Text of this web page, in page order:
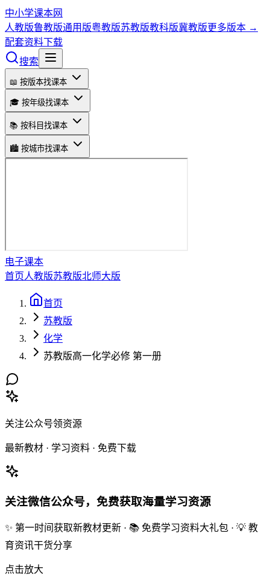
中小学课本网
人教版鲁教版通用版粤教版苏教版教科版冀教版更多版本 →
配套资料下载
搜索
📖 按版本找课本
🎓 按年级找课本
📚 按科目找课本
🏙️ 按城市找课本
电子课本
首页人教版苏教版北师大版
首页
苏教版
化学
苏教版高一化学必修 第一册
关注公众号领资源
最新教材 · 学习资料 · 免费下载
关注微信公众号，免费获取海量学习资源
✨ 第一时间获取新教材更新 · 📚 免费学习资料大礼包 · 💡 教
育资讯干货分享
点击放大